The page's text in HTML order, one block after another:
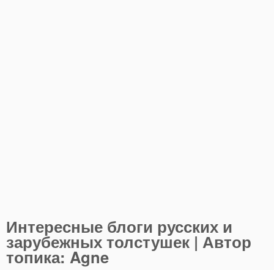
Интересные блоги русских и
зарубежных толстушек | Автор
топика: Agne